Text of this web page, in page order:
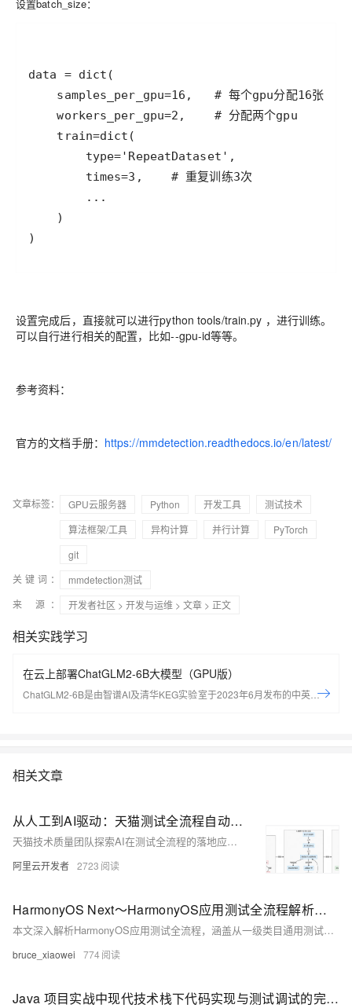
设置batch_size：
)
设置完成后，直接就可以进行python tools/train.py ，进行训练。
可以自行进行相关的配置，比如--gpu-id等等。
参考资料：
官方的文档手册： https://mmdetection.readthedocs.io/en/latest/
文章标签： GPU云服务器 Python 开发工具
测试技术
算法框架/工具
异构计算 并行计算
PyTorch
git
关键词：
mmdetection测试
来 源：
开发者社区 > 开发与运维 > 文章 > 正文
相关实践学习
在云上部署ChatGLM2-6B大模型（GPU版）
ChatGLM2-6B是由智谱AI及清华KEG实验室于2023年6月发布的中英双语
相关文章
从人工到AI驱动：天猫测试全流程自动化变革实践
天猫技术质量团队探索AI在测试全流程的落地应用，覆盖需求解析、用例生成、数据构造、执行验证等核心环节。通过AI+自然语言驱动，实现测试自动化、可溯化与可管理化，在用例生成、数据构造和执行校验中显著提效，推动测试体系从人工迈向AI全流程自动化，提升效率40%以上，用例覆盖超70%，并构建行业级知识资产沉淀平台。
阿里云开发者 2723
HarmonyOS Next～HarmonyOS应用测试全流程解析：从一级类目上架到二级类目专项测试
本文深入解析HarmonyOS应用测试全流程，涵盖从一级类目通用测试到二级类目专项测试的技术方案。针对兼容性、性能、安全测试及分布式能力验证等关键环节，提供详细实践指导与代码示例。同时，结合典型案例分析常见问题及优化策略，帮助开发者满足华为严苛的质量标准，顺利上架应用。文章强调测试在开发中的核心地位，助力打造高品质HarmonyOS应用。
bruce_xiaowei 774
Java 项目实战中现代技术栈下代码实现与测试调试的完整流程